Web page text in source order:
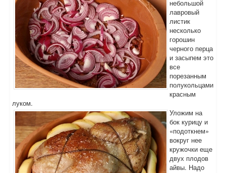
небольшой
лавровый
листик
несколько
горошин
черного перца
и засыпем это
все
порезанным
полукольцами
красным
луком.
Уложим на
бок курицу и
«подоткнем»
вокруг нее
кружочки еще
двух плодов
айвы. Надо